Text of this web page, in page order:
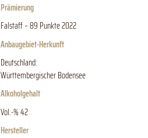
Prämierung
Falstaff – 89 Punkte 2022
Anbaugebiet-Herkunft
Deutschland:
Württembergischer Bodensee
Alkoholgehalt
Vol.-% 42
Hersteller